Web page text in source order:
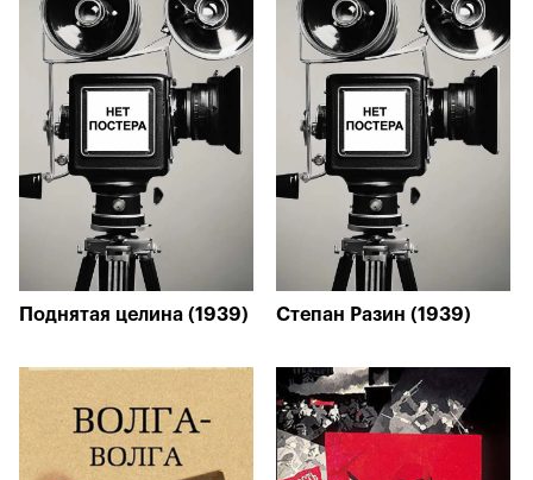
Поднятая целина (1939) Степан Разин (1939)